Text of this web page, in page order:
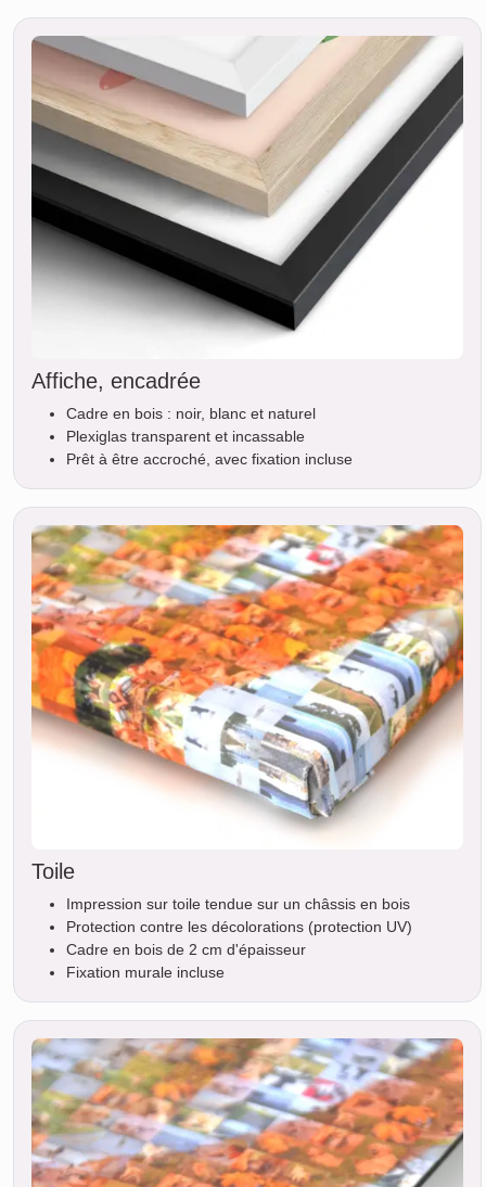
Affiche, encadrée
Cadre en bois : noir, blanc et naturel
Plexiglas transparent et incassable
Prêt à être accroché, avec fixation incluse
Toile
Impression sur toile tendue sur un châssis en bois
Protection contre les décolorations (protection UV)
Cadre en bois de 2 cm d'épaisseur
Fixation murale incluse